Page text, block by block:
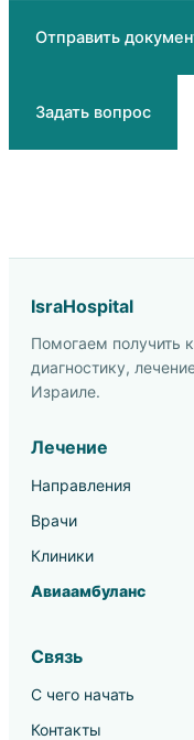
Отправить
Задать вопрос
IsraHospital
Помогаем получить
диагностику,
Израиле.
Лечение
Направления
Врачи
Клиники
Авиаамбуланс
Связь
С чего начать
Контакты